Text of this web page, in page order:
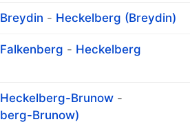
- Heckelberg (Breydin)
- Heckelberg
Brunow -
Brunow)